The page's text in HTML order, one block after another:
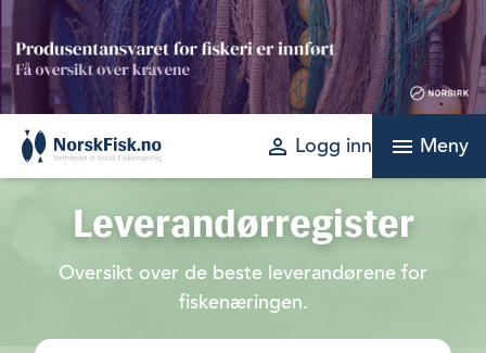
Skip
to
content
perm_identity Logg inn menu Meny
Leverandørregister
Oversikt over de beste leverandørene for
fiskenæringen.